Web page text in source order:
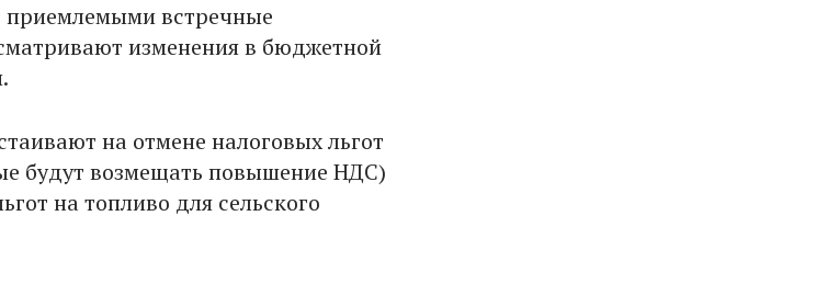
приемлемыми встречные
изменения в бюджетной
на отмене налоговых льгот
будут возмещать повышение НДС)
на топливо для сельского